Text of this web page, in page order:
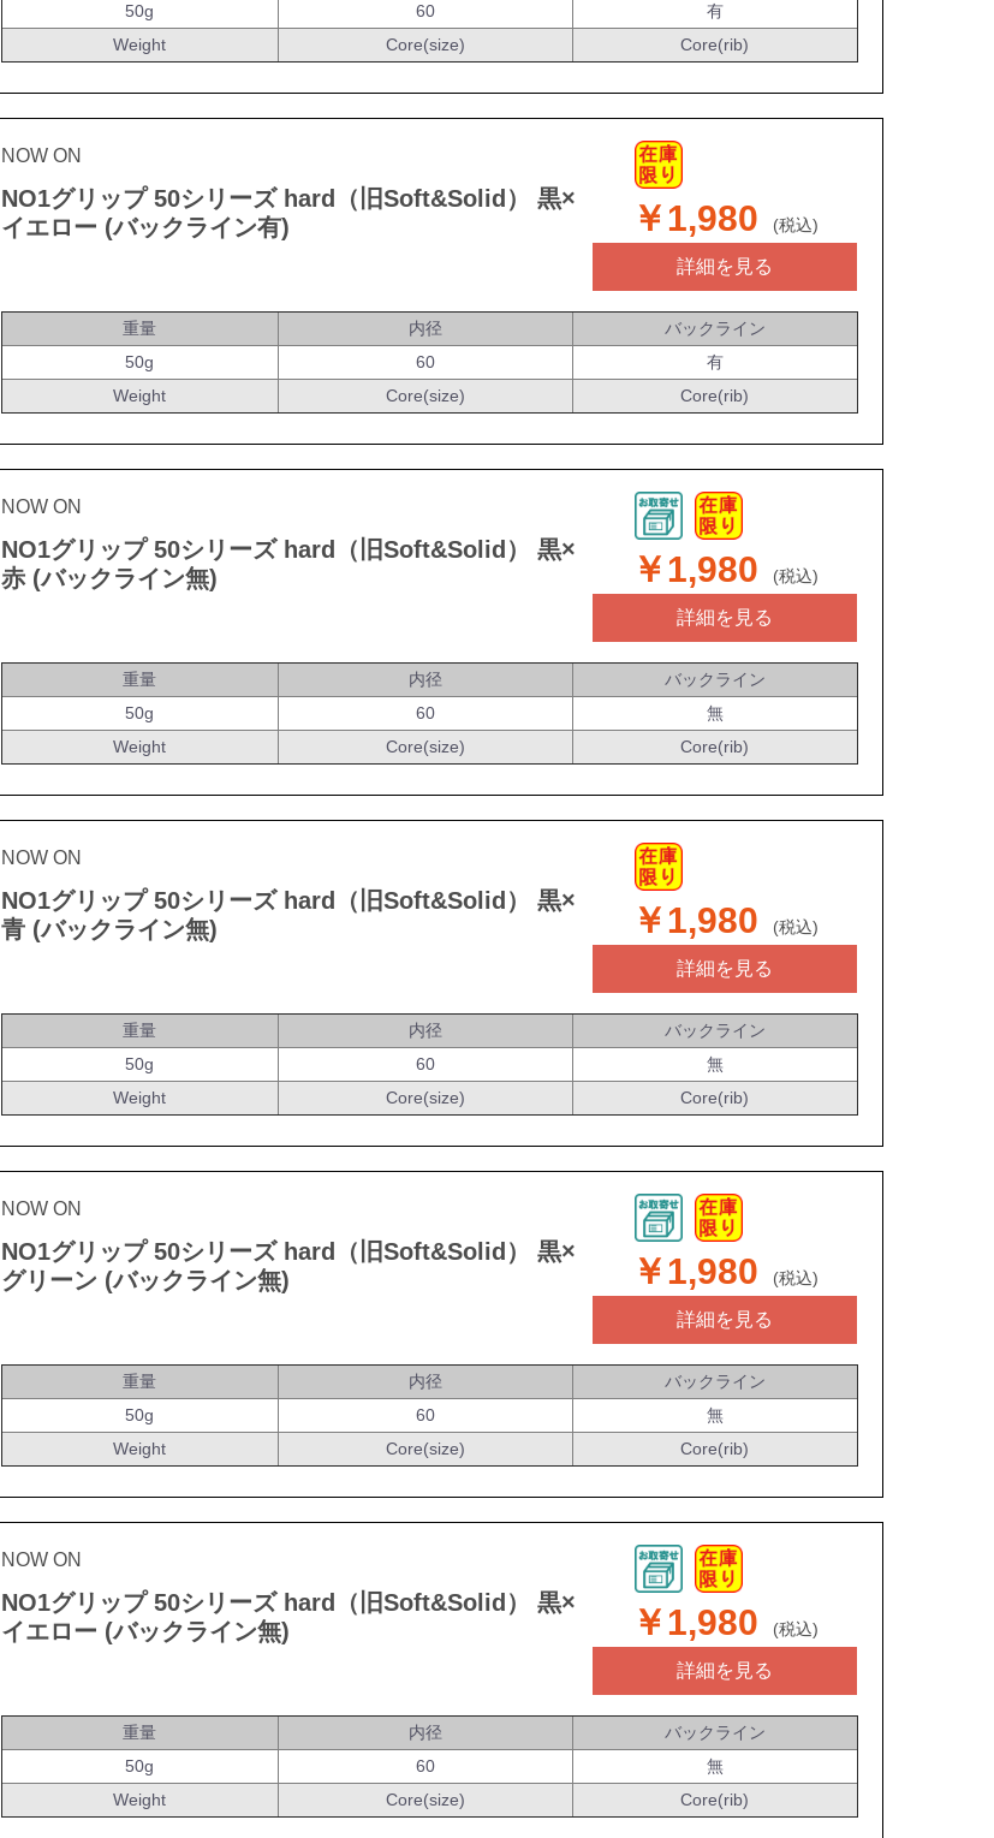
50g
60
有
Weight
Core(size) Core(rib)
NOW ON
NO1グリップ 50シリーズ hard（旧Soft&Solid） 黒×
イエロー (バックライン有)
￥1,980 (税込)
詳細を見る
重量 内径
バックライン
50g
60
有
Weight
Core(size) Core(rib)
NOW ON
NO1グリップ 50シリーズ hard（旧Soft&Solid） 黒×
赤 (バックライン無)
￥1,980 (税込)
詳細を見る
重量 内径
バックライン
50g
60
無
Weight
Core(size) Core(rib)
NOW ON
NO1グリップ 50シリーズ hard（旧Soft&Solid） 黒×
青 (バックライン無)
￥1,980 (税込)
詳細を見る
重量 内径
バックライン
50g
60
無
Weight
Core(size) Core(rib)
NOW ON
NO1グリップ 50シリーズ hard（旧Soft&Solid） 黒×
グリーン (バックライン無)
￥1,980 (税込)
詳細を見る
重量 内径
バックライン
50g
60
無
Weight
Core(size) Core(rib)
NOW ON
NO1グリップ 50シリーズ hard（旧Soft&Solid） 黒×
イエロー (バックライン無)
￥1,980 (税込)
詳細を見る
重量 内径
バックライン
50g
60
無
Weight
Core(size) Core(rib)